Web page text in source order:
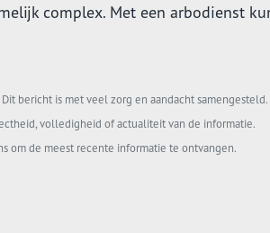
complex. Met een arbodienst
bericht is met veel zorg en aandacht
volledigheid of actualiteit van de informatie.
om de meest recente informatie te ontvangen.